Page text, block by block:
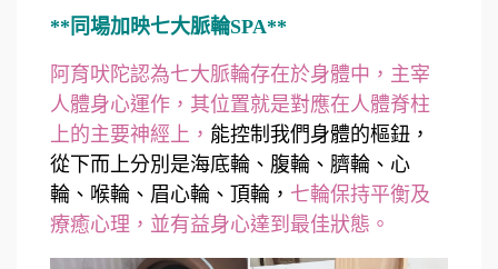
**同場加映七大脈輪SPA**
阿育吠陀認為七大脈輪存在於身體中，主宰
人體身心運作，其位置就是對應在人體脊柱
上的主要神經上， 能控制我們身體的樞鈕，
從下而上分別是海底輪、腹輪、臍輪、心
輪、喉輪、眉心輪、頂輪， 七輪保持平衡及
療癒心理，並有益身心達到最佳狀態。